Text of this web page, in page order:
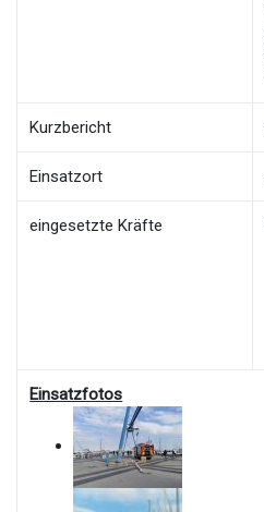
Kurzbericht
Einsatzort
eingesetzte Kräfte
Einsatzfotos